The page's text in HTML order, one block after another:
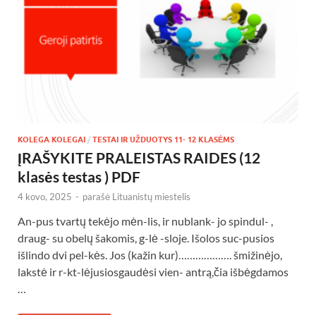
KOLEGA KOLEGAI / TESTAI IR UŽDUOTYS 11- 12 KLASĖMS
ĮRAŠYKITE PRALEISTAS RAIDES (12
klasės testas ) PDF
4 kovo, 2025 - parašė Lituanistų miestelis
An-pus tvartų tekėjo mėn-lis, ir nublank- jo spindul- ,
draug- su obelų šakomis, g-lė -sloje. Išolos suc-pusios
išlindo dvi pel-kės. Jos (kažin kur)………………. šmižinėjo,
lakstė ir r-kt-lėjusiosgaudėsi vien- antrą,čia išbėgdamos
…